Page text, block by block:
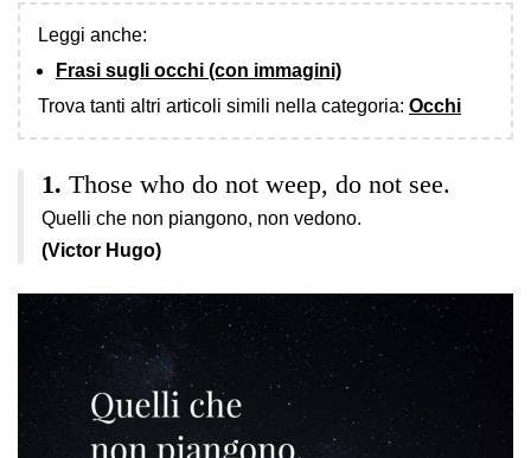
Leggi anche:
Frasi sugli occhi (con immagini)
Trova tanti altri articoli simili nella categoria: Occhi
Those who do not weep, do not see.
Quelli che non piangono, non vedono.
(Victor Hugo)